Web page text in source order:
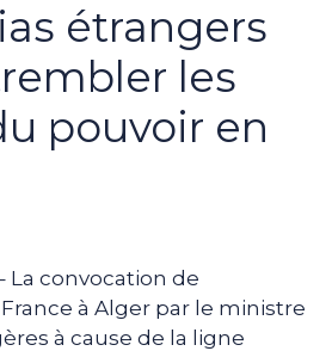
étrangers
les
pouvoir en
La convocation de
à Alger par le ministre
à cause de la ligne